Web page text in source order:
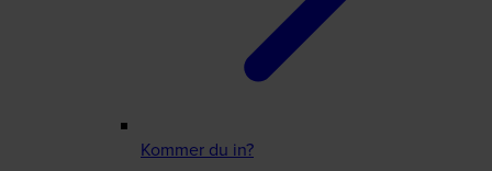
Kommer du in?